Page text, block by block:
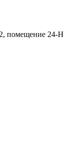
помещение 24-Н